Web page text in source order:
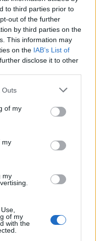
to third parties prior to
out of the further
by third parties on the
This information may
on the IAB’s List of
disclose it to other
one or more Google
You may click to
its third-party tags to
in below Google
Outs
of my
my
my
of my
with the
erejét. Így
ugrás:
előrejutás nehézsége.
a 11-re könnyebb
a 10-re: merthogy
konkurens
a tülekedés. A 10-
nehéz, de ehhez
első helyért folyik.